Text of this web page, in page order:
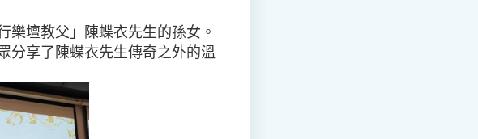
樂壇教父」陳蝶衣先生的孫女。
分享了陳蝶衣先生傳奇之外的溫